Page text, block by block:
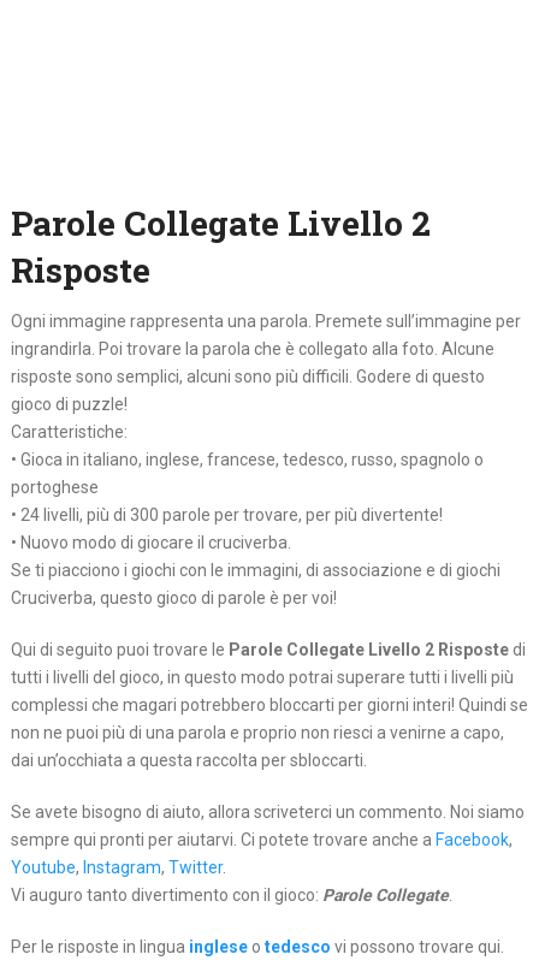
Parole Collegate Livello 2
Risposte
Ogni immagine rappresenta una parola. Premete sull’immagine per
ingrandirla. Poi trovare la parola che è collegato alla foto. Alcune
risposte sono semplici, alcuni sono più difficili. Godere di questo
gioco di puzzle!
Caratteristiche:
• Gioca in italiano, inglese, francese, tedesco, russo, spagnolo o
portoghese
• 24 livelli, più di 300 parole per trovare, per più divertente!
• Nuovo modo di giocare il cruciverba.
Se ti piacciono i giochi con le immagini, di associazione e di giochi
Cruciverba, questo gioco di parole è per voi!
Qui di seguito puoi trovare le Parole Collegate Livello 2 Rispostedi
tutti i livelli del gioco, in questo modo potrai superare tutti i livelli più
complessi che magari potrebbero bloccarti per giorni interi! Quindi se
non ne puoi più di una parola e proprio non riesci a venirne a capo,
dai un’occhiata a questa raccolta per sbloccarti.
Se avete bisogno di aiuto, allora scriveterci un commento. Noi siamo
sempre qui pronti per aiutarvi. Ci potete trovare anche a Facebook,
Youtube, Instagram, Twitter.
Vi auguro tanto divertimento con il gioco: Parole Collegate.
Per le risposte in lingua ingleseo tedesco vi possono trovare qui.